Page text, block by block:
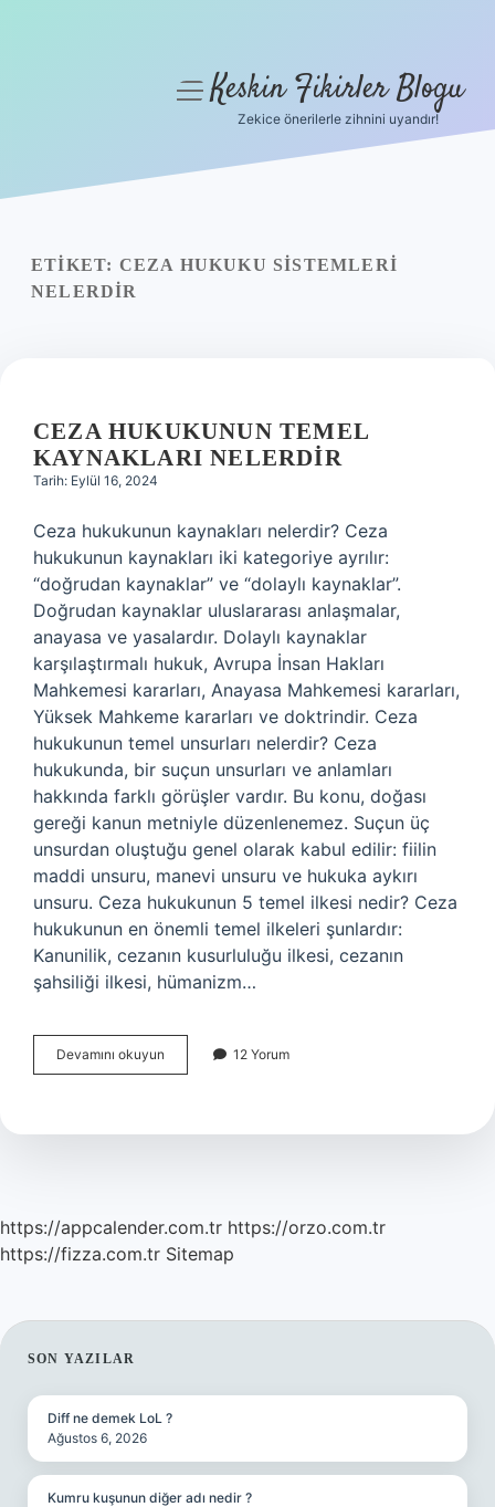
Yasal Uyarı
menüyüKeskin Fikirler Blogu
Zekice önerilerle zihnini uyandır!
ETIKET: CEZA HUKUKU SISTEMLERI
NELERDIR
CEZA HUKUKUNUN TEMEL
KAYNAKLARI NELERDIR
Tarih: Eylül 16, 2024
Ceza hukukunun kaynakları nelerdir? Ceza
hukukunun kaynakları iki kategoriye ayrılır:
“doğrudan kaynaklar” ve “dolaylı kaynaklar”.
Doğrudan kaynaklar uluslararası anlaşmalar,
anayasa ve yasalardır. Dolaylı kaynaklar
karşılaştırmalı hukuk, Avrupa İnsan Hakları
Mahkemesi kararları, Anayasa Mahkemesi kararları,
Yüksek Mahkeme kararları ve doktrindir. Ceza
hukukunun temel unsurları nelerdir? Ceza
hukukunda, bir suçun unsurları ve anlamları
hakkında farklı görüşler vardır. Bu konu, doğası
gereği kanun metniyle düzenlenemez. Suçun üç
unsurdan oluştuğu genel olarak kabul edilir: fiilin
maddi unsuru, manevi unsuru ve hukuka aykırı
unsuru. Ceza hukukunun 5 temel ilkesi nedir? Ceza
hukukunun en önemli temel ilkeleri şunlardır:
Kanunilik, cezanın kusurluluğu ilkesi, cezanın
şahsiliği ilkesi, hümanizm…
Devamını okuyun
Hukukunun
Nelerdir
12 Yorum
https://appcalender.com.tr https://orzo.com.tr
https://fizza.com.tr Sitemap
SIDEBAR
SON YAZILAR
Diff ne demek LoL ?
Ağustos 6, 2026
Kumru kuşunun diğer adı nedir ?